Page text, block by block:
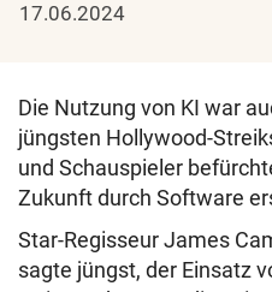
17.06.2024
Die Nutzung von KI war
jüngsten Hollywood-
und Schauspieler
Zukunft durch Software
Star-Regisseur James
sagte jüngst, der Einsatz